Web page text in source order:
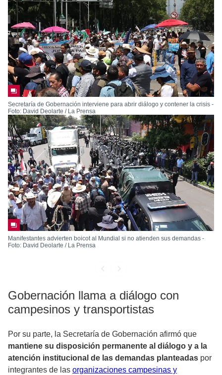
Secretaría de Gobernación interviene para abrir diálogo y contener la crisis -
Foto: David Deolarte / La Prensa
Manifestantes advierten boicot al Mundial si no atienden sus demandas -
Foto: David Deolarte / La Prensa
Gobernación llama a diálogo con
campesinos y transportistas
Por su parte, la Secretaría de Gobernación afirmó que
mantiene su disposición permanente al diálogo y a la
atención institucional de las demandas planteadas por
integrantes de las organizaciones campesinas y